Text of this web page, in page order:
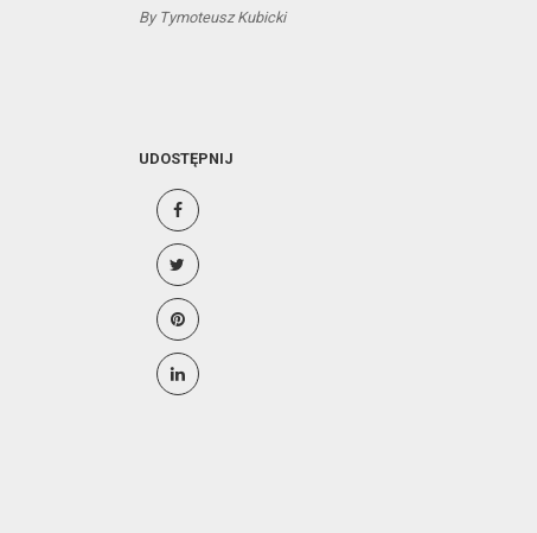
By Tymoteusz Kubicki
UDOSTĘPNIJ